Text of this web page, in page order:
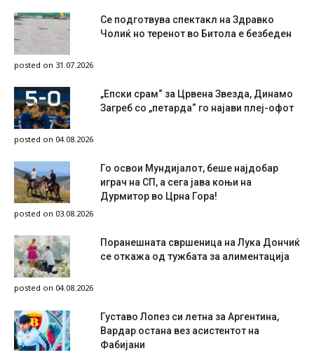
Се подготвува спектакл на Здравко
Чолиќ но теренот во Битола е безбеден
posted on 31.07.2026
„Епски срам“ за Црвена Звезда, Динамо
Загреб со „петарда“ го најави плеј-офот
posted on 04.08.2026
Го освои Мундијалот, беше најдобар
играч на СП, а сега јава коњи на
Дурмитор во Црна Гора!
posted on 03.08.2026
Поранешната свршеница на Лука Дончиќ
се откажа од тужбата за алиментација
posted on 04.08.2026
Густаво Лопез си летна за Аргентина,
Вардар остана вез асистентот на
Фабијани